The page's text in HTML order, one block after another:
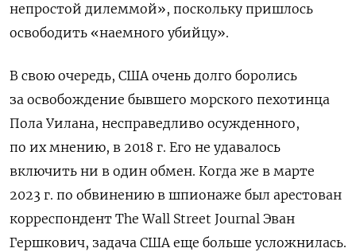
непростой дилеммой», поскольку пришлось
освободить «наемного убийцу».
В свою очередь, США очень долго боролись
за освобождение бывшего морского пехотинца
Пола Уилана, несправедливо осужденного,
по их мнению, в 2018 г. Его не удавалось
включить ни в один обмен. Когда же в марте
2023 г. по обвинению в шпионаже был арестован
корреспондент The Wall Street Journal Эван
Гершкович, задача США еще больше усложнилась.